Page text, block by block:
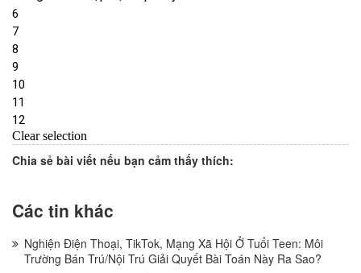
Chia sẻ bài viết nếu bạn cảm thấy thích:
Các tin khác
Nghiện Điện Thoại, TikTok, Mạng Xã Hội Ở Tuổi Teen: Môi
Trường Bán Trú/Nội Trú Giải Quyết Bài Toán Này Ra Sao?